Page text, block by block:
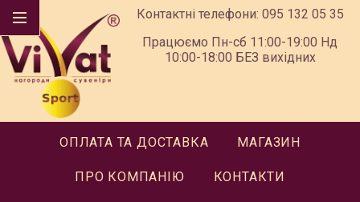
Контактні телефони: 095 132 05 35
Працюємо Пн-сб 11:00-19:00 Нд
10:00-18:00 БЕЗ вихідних
ОПЛАТА ТА ДОСТАВКА МАГАЗИН
ПРО КОМПАНІЮ КОНТАКТИ